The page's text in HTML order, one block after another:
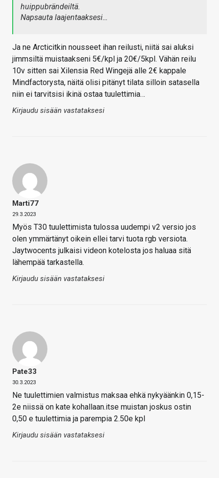
huippubrändeiltä.
Napsauta laajentaaksesi…
Ja ne Arcticitkin nousseet ihan reilusti, niitä sai aluksi
jimmsiltä muistaakseni 5€/kpl ja 20€/5kpl. Vähän reilu
10v sitten sai Xilensia Red Wingejä alle 2€ kappale
Mindfactorysta, näitä olisi pitänyt tilata silloin satasella
niin ei tarvitsisi ikinä ostaa tuulettimia…
Kirjaudu sisään vastataksesi
Marti77
29.3.2023
Myös T30 tuulettimista tulossa uudempi v2 versio jos
olen ymmärtänyt oikein ellei tarvi tuota rgb versiota.
Jaytwocents julkaisi videon kotelosta jos haluaa sitä
lähempää tarkastella.
Kirjaudu sisään vastataksesi
Pate33
30.3.2023
Ne tuulettimien valmistus maksaa ehkä nykyäänkin 0,15-
2e niissä on kate kohallaan.itse muistan joskus ostin
0,50 e tuulettimia ja parempia 2.50e kpl
Kirjaudu sisään vastataksesi